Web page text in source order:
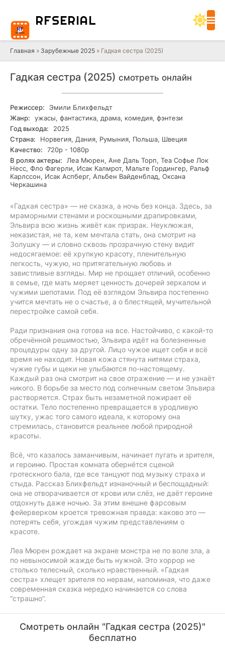
RFSERIAL
Главная » Зарубежные 2025 » Гадкая сестра (2025)
Гадкая сестра (2025) смотреть онлайн
Режиссер:
Эмили Блихфельдт
Жанр:
ужасы, фантастика, драма, комедия, фэнтези
Год выхода:
2025
Страна:
Норвегия, Дания, Румыния, Польша, Швеция
Качество:
720р - 1080р
В ролях актеры:
Леа Мюрен, Ане Даль Торп, Теа Софье Лок
Несс, Фло Фагерли, Исак Калмрот, Мальте Гордингер, Ральф
Карлссон, Исак Аспберг, Альбен Вайденблад, Оксана
Черкашина
«Гадкая сестра» — не сказка, а ночь без конца. Здесь, за
мраморными стенами и роскошными драпировками,
Эльвира всю жизнь живёт как призрак. Неуклюжая,
неказистая, не та, кем мечтала стать, она смотрит на
Золушку — и словно сквозь прозрачную стену видит
недосягаемое: её хрупкую красоту, пленительную
легкость, чужую, но притягательную любовь и
завистливые взгляды. Мир не прощает отличий, особенно
в семье, где мать меряет ценность дочерей зеркалом и
чужими шепотами. Под её взглядом Эльвира постепенно
учится мечтать не о счастье, а о блестящей, мучительной
перестройке самой себя.
Ради признания она готова на все. Настойчиво, с какой-то
обречённой решимостью, Эльвира идёт на болезненные
процедуры одну за другой. Лицо чужое ищет себя и всё
время не находит. Новая кожа стянута нитями страха,
чужие губы и щеки не улыбаются по-настоящему.
Каждый раз она смотрит на свое отражение — и не узнаёт
никого. В борьбе за место под солнечным светом Эльвира
растворяется. Страх быть незаметной пожирает её
остатки. Тело постепенно превращается в уродливую
шутку, ужас того самого идеала, к которому она
стремилась, становится реальнее любой природной
красоты.
Всё, что казалось заманчивым, начинает пугать и зрителя,
и героиню. Простая комната обернётся сценой
гротескного бала, где все танцуют под музыку страха и
стыда. Рассказ Блихфельдт изнаночный и беспощадный:
она не отворачивается от крови или слёз, не даёт героине
отдохнуть даже ночью. За этим внешне фарсовым
фейерверком кроется тревожная правда: каково это —
потерять себя, угождая чужим представлениям о
красоте.
Леа Мюрен рождает на экране монстра не по воле зла, а
по невыносимой жажде быть нужной. Это хоррор не
столько телесный, сколько нравственный. «Гадкая
сестра» хлещет зрителя по нервам, напоминая, что даже
современная сказка нередко начинается со слова
“страшно”.
Смотреть онлайн "Гадкая сестра (2025)"
бесплатно